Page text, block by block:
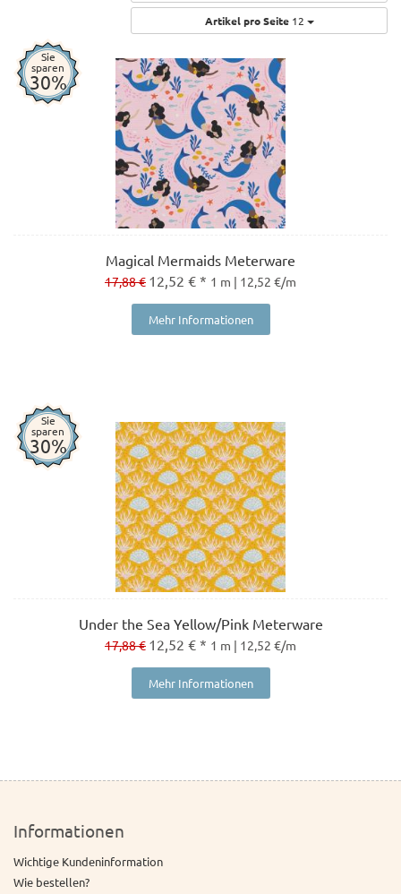
Artikel pro Seite 12
Sie
sparen
30%
Magical Mermaids Meterware
17,88 € 12,52 € * 1 m | 12,52 €/m
Mehr Informationen
Sie
sparen
30%
Under the Sea Yellow/Pink Meterware
17,88 € 12,52 € * 1 m | 12,52 €/m
Mehr Informationen
Informationen
Wichtige Kundeninformation
Wie bestellen?